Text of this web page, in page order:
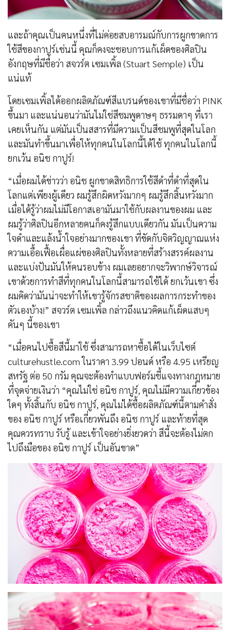
และถ้าคุณเป็นคนหนึ่งที่ไม่ค่อยสบอารมณ์กับการผูกขาดการ
ใช้สีของกาปูร์เช่นนี้ คุณก็คงจะชอบการแก้เผ็ดของศิลปิน
อังกฤษที่มีชื่อว่า สจวร์ต เซมเพิ้ล (Stuart Semple) เป็น
แน่แท้
โดยเซมเพิ้ลได้ออกผลิตภัณฑ์สีแบรนด์ของเขาที่มีชื่อว่า PINK
ขึ้นมา และแน่นอนว่ามันไม่ใช่สีชมพูดาษๆ ธรรมดาๆ ที่เรา
เคยเห็นกัน แต่มันเป็นสสารที่มีความเป็นสีชมพูที่สุดในโลก
และมันทำขึ้นมาเพื่อให้ทุกคนในโลกนี้ได้ใช้ ทุกคนในโลกนี้
ยกเว้น อนิช กาปูร์!
“เมื่อผมได้ข่าวว่า อนิช ผูกขาดสิทธิการใช้สีดำที่ดำที่สุดใน
โลกแต่เพียงผู้เดียว ผมรู้สึกผิดหวังมากๆ ผมรู้สึกสิ้นหวังมาก
เมื่อได้รู้ว่าผมไม่มีโอกาสเอามันมาใช้กับผลงานของผม และ
ผมรู้ว่าศิลปินอีกหลายคนก็คงรู้สึกแบบเดียวกัน มันเป็นความ
ใจดำและแล้งน้ำใจอย่างมากของเขา ที่ขัดกับจิตวิญญาณแห่ง
ความเอื้อเฟื้อเผื่อแผ่ของศิลปินทั้งหลายที่สร้างสรรค์ผลงาน
และแบ่งปันมันให้คนรอบข้าง ผมเลยอยากจะวิพากษ์วิจารณ์
เขาด้วยการทำสีที่ทุกคนในโลกนี้สามารถใช้ได้ ยกเว้นเขา ซึ่ง
ผมคิดว่ามันน่าจะทำให้เขารู้จักรสชาติของผลการกระทำของ
ตัวเองบ้าง!” สจวร์ต เซมเพิ้ล กล่าวถึงแนวคิดแก้เผ็ดแสบๆ
คันๆ นี้ของเขา
“เมื่อคนไปซื้อสีนี้มาใช้ ซึ่งสามารถหาซื้อได้ในเว็บไซต์
culturehustle.com ในราคา 3.99 ปอนด์ หรือ 4.95 เหรียญ
สหรัฐ ต่อ 50 กรัม คุณจะต้องทำแบบฟอร์มชี้แจงทางกฎหมาย
ที่จุดจ่ายเงินว่า “คุณไม่ใช่ อนิช กาปูร์, คุณไม่มีความเกี่ยวข้อง
ใดๆ ทั้งสิ้นกับ อนิช กาปูร์, คุณไม่ได้ซื้อผลิตภัณฑ์นี้ตามคำสั่ง
ของ อนิช กาปูร์ หรือเกี่ยวพันถึง อนิช กาปูร์ และท้ายที่สุด
คุณควรทราบ รับรู้ และเข้าใจอย่างยิ่งยวดว่า สีนี้จะต้องไม่ตก
ไปถึงมือของ อนิช กาปูร์ เป็นอันขาด”